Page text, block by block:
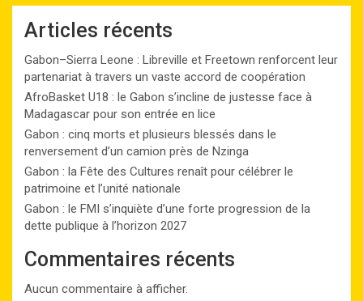
Articles récents
Gabon–Sierra Leone : Libreville et Freetown renforcent leur
partenariat à travers un vaste accord de coopération
AfroBasket U18 : le Gabon s’incline de justesse face à
Madagascar pour son entrée en lice
Gabon : cinq morts et plusieurs blessés dans le
renversement d’un camion près de Nzinga
Gabon : la Fête des Cultures renaît pour célébrer le
patrimoine et l’unité nationale
Gabon : le FMI s’inquiète d’une forte progression de la
dette publique à l’horizon 2027
Commentaires récents
Aucun commentaire à afficher.